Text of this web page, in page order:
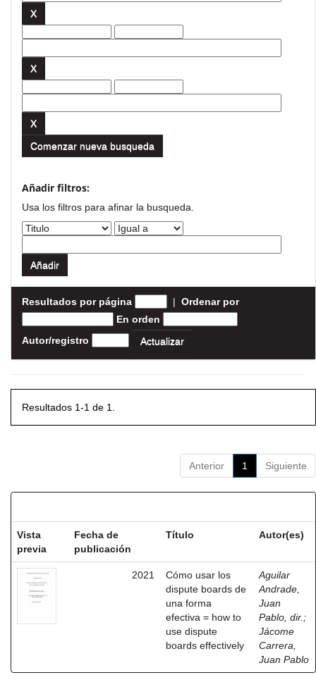
Comenzar nueva busqueda
Añadir filtros:
Usa los filtros para afinar la busqueda.
Resultados por página | Ordenar por
En orden
Autor/registro
Resultados 1-1 de 1.
Anterior 1 Siguiente
Vista
previa
Fecha de
publicación
Título Autor(es)
2021
Cómo usar los
dispute boards de
una forma
efectiva = how to
use dispute
boards effectively
Aguilar
Andrade,
Juan
Pablo, dir. ;
Jácome
Carrera,
Juan Pablo